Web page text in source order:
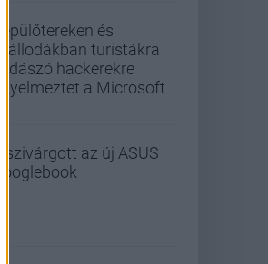
Repülőtereken és
szállodákban turistákra
vadászó hackerekre
figyelmeztet a Microsoft
Kiszivárgott az új ASUS
Googlebook